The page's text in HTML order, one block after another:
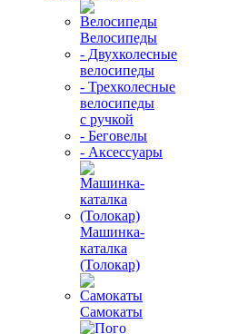
Велосипеды
- Двухколесные
велосипеды
- Трехколесные
велосипеды
с ручкой
- Беговелы
- Аксессуары
Машинка-
каталка
(Толокар)
Самокаты